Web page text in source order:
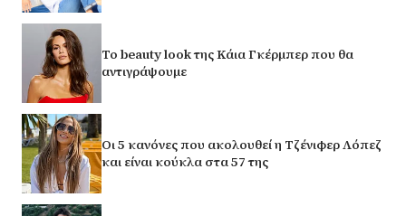
Το beauty look της Κάια Γκέρμπερ που θα
αντιγράψουμε
Οι 5 κανόνες που ακολουθεί η Τζένιφερ Λόπεζ
και είναι κούκλα στα 57 της